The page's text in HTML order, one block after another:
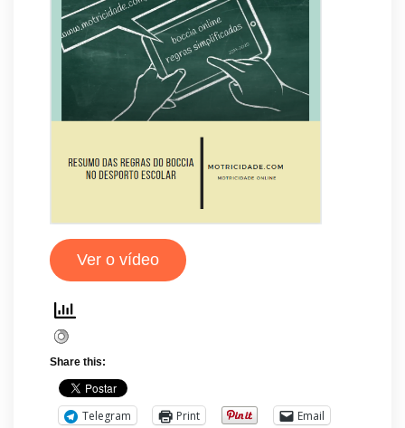
Ver o vídeo
Share this:
Telegram Print
Email